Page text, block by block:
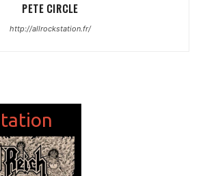
PETE CIRCLE
http://allrockstation.fr/